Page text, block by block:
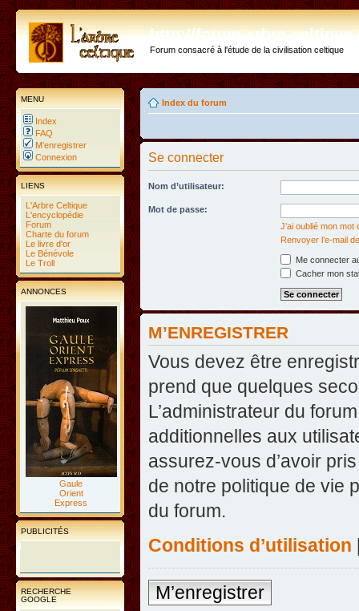
http://forum.arbre-
Forum consacré à l'étude de la civilisation celtique
MENU
Index
FAQ
M’enregistrer
Connexion
LIENS
L'Arbre Celtique
L'encyclopédie
Forum
Charte du forum
Le livre d'or
Le Bénévole
Le Troll
ANNONCES
Gaule
Orient
Express
PUBLICITÉS
RECHERCHE
GOOGLE
Index du forum
Se connecter
Nom d’utilisateur:
Mot de passe:
J’ai oublié mon mot
Renvoyer l’e-mail
Me connecter
Cacher mon
M’ENREGISTRER
Vous devez être
prend que quelques
L’administrateur du
additionnelles aux
assurez-vous d’avoir
de notre politique de vie
du forum.
Conditions d’utilisation
M’enregistrer